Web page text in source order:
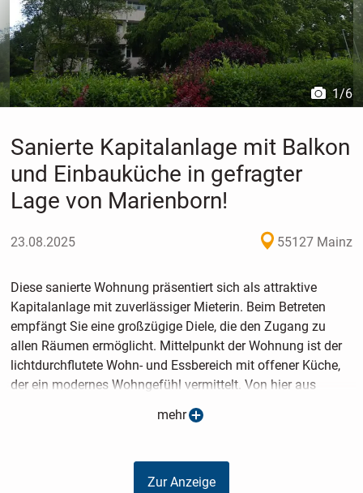
1/6
Sanierte Kapitalanlage mit Balkon
und Einbauküche in gefragter
Lage von Marienborn!
23.08.2025 55127 Mainz
Diese sanierte Wohnung präsentiert sich als attraktive
Kapitalanlage mit zuverlässiger Mieterin. Beim Betreten
empfängt Sie eine großzügige Diele, die den Zugang zu
allen Räumen ermöglicht. Mittelpunkt der Wohnung ist der
lichtdurchflutete Wohn- und Essbereich mit offener Küche,
der ein modernes Wohngefühl vermittelt. Von hier aus
gelangen Sie auf den gemütlichen Balkon, der zum
Entspannen im Freien einlädt. Das Schlafzimmer überzeugt
einen großen Kleiderschrank. Das innenliegende
Badezimmer wurde im Zuge der Sanierung im Jahr 2010
mehr
Zur Anzeige